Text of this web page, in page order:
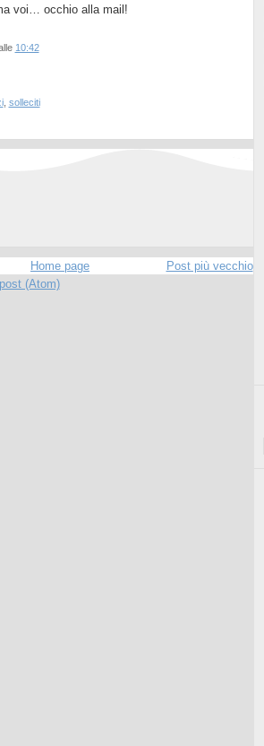
voi… occhio alla mail!
10:42
, solleciti
Post più vecchio
Home page
(Atom)